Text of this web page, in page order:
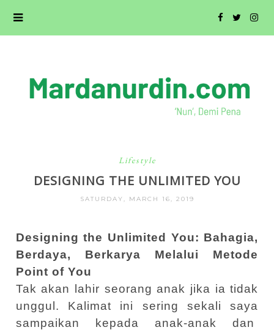
Lifestyle
DESIGNING THE UNLIMITED YOU
SATURDAY, MARCH 16, 2019
Designing the Unlimited You: Bahagia,
Berdaya, Berkarya Melalui Metode
Point of You
Tak akan lahir seorang anak jika ia tidak
unggul. Kalimat ini sering sekali saya
sampaikan kepada anak-anak dan